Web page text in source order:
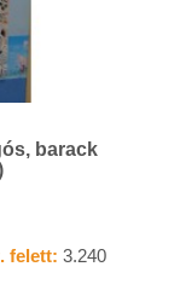
barack
felett: 3.240